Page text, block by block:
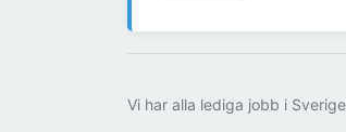
Vi har alla lediga jobb i